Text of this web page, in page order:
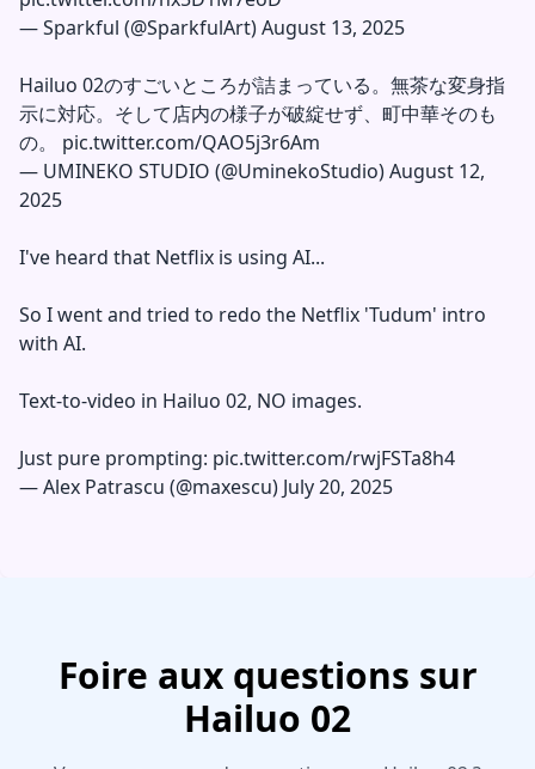
—Sparkful (@SparkfulArt)August 13, 2025
Hailuo 02のすごいところが詰まっている。無茶な変身指
示に対応。そして店内の様子が破綻せず、町中華そのも
の。 pic.twitter.com/QAO5j3r6Am
— UMINEKO STUDIO (@UminekoStudio)August 12,
2025
I've heard that Netflix is using AI...
So I went and tried to redo the Netflix 'Tudum' intro
with AI.
Text-to-video in Hailuo 02, NO images.
Just pure prompting: pic.twitter.com/rwjFSTa8h4
—Alex Patrascu (@maxescu) July 20, 2025
Foire aux questions sur
Hailuo 02